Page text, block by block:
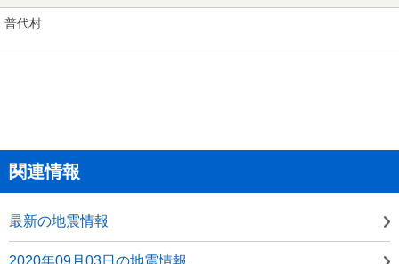
普代村
関連情報
最新の地震情報
2020年09月03日の地震情報